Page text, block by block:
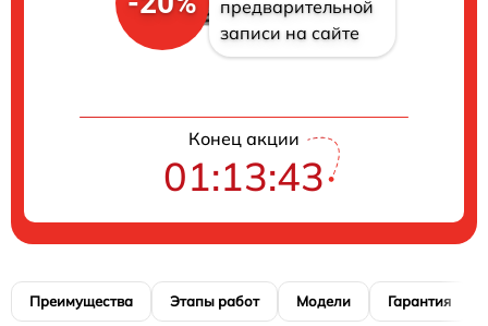
предварительной
записи на сайте
Конец акции
01:13:41
Преимущества Этапы работ Модели Гарантия